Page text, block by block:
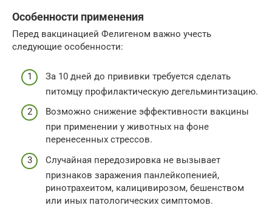
Особенности применения
Перед вакцинацией Фелигеном важно учесть
следующие особенности:
За 10 дней до прививки требуется сделать
питомцу профилактическую дегельминтизацию.
Возможно снижение эффективности вакцины
при применении у животных на фоне
перенесенных стрессов.
Случайная передозировка не вызывает
признаков заражения панлейкопенией,
ринотрахеитом, калицивирозом, бешенством
или иных патологических симптомов.